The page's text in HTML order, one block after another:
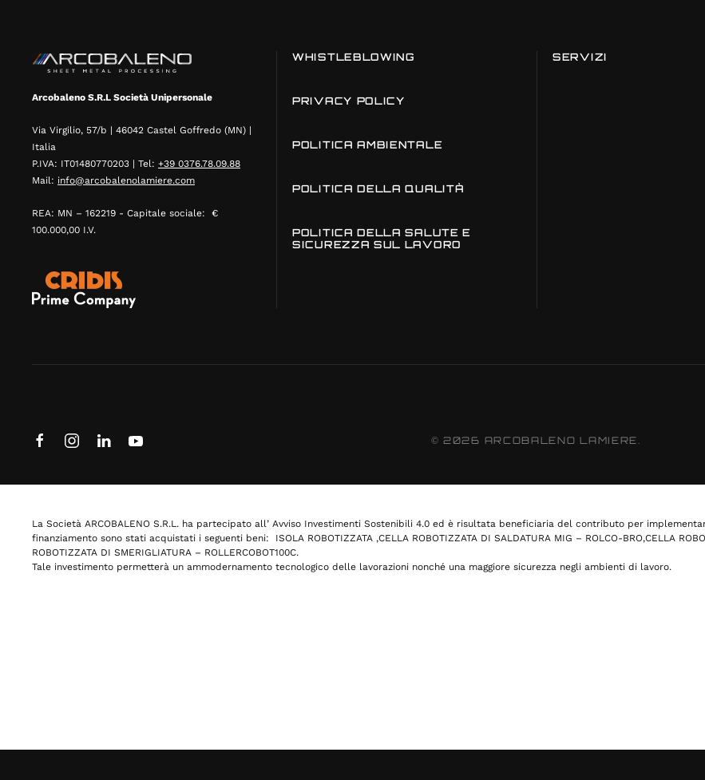
Arcobaleno S.R.L Società Unipersonale
Via Virgilio, 57/b | 46042 Castel Goffredo (MN) |
Italia
P.IVA: IT01480770203 | Tel: +39 0376.78.09.88
Mail: info@arcobalenolamiere.com
REA: MN – 162219 - Capitale sociale: €
100.000,00 I.V.
WHISTLEBLOWING
PRIVACY POLICY
POLITICA AMBIENTALE
POLITICA DELLA QUALITÀ
POLITICA DELLA SALUTE E
SICUREZZA SUL LAVORO
SERVIZI
©2026 ARCOBALENO LAMIERE.
La Società ARCOBALENO S.R.L. ha partecipato all’ Avviso Investimenti Sostenibili 4.0 ed è risultata beneficiaria del contributo per
finanziamento sono stati acquistati i seguenti beni: ISOLA ROBOTIZZATA ,CELLA ROBOTIZZATA DI SALDATURA MIG – ROLCO-BRO,CELLA
ROBOTIZZATA DI SMERIGLIATURA – ROLLERCOBOT100C.
Tale investimento permetterà un ammodernamento tecnologico delle lavorazioni nonché una maggiore sicurezza negli ambienti di lavoro.